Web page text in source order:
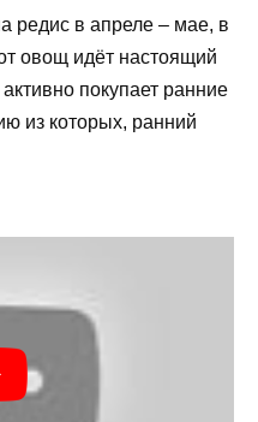
редис в апреле – мае, в
овощ идёт настоящий
покупает ранние
из которых, ранний